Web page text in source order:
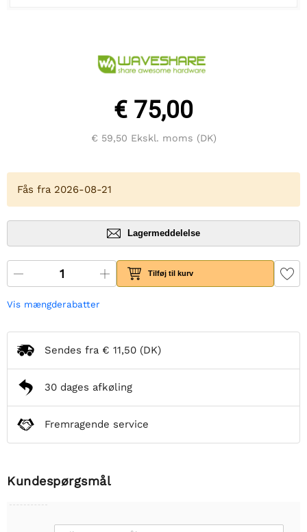
€ 75,00
€ 59,50 Ekskl. moms (DK)
Fås fra 2026-08-21
Lagermeddelelse
Tilføj til kurv
Vis mængderabatter
Sendes fra € 11,50 (DK)
30 dages afkøling
Fremragende service
Kundespørgsmål